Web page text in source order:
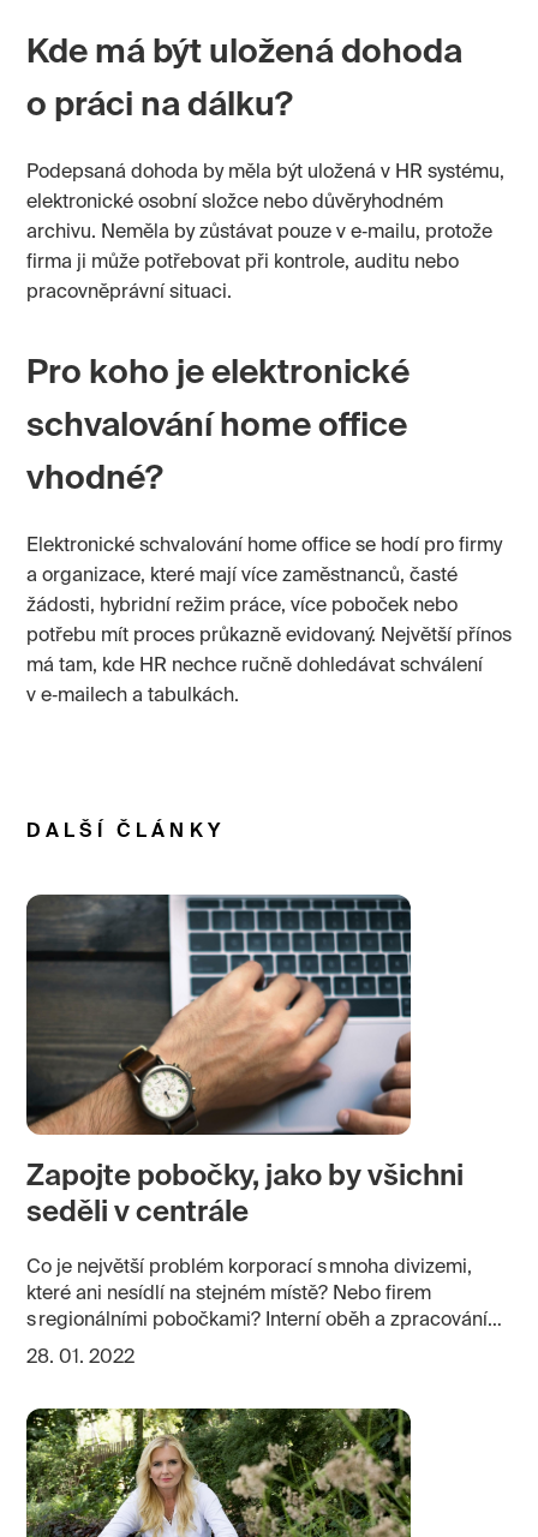
Kde má být uložená dohoda
o práci na dálku?
Podepsaná dohoda by měla být uložená v HR systému,
elektronické osobní složce nebo důvěryhodném
archivu. Neměla by zůstávat pouze v e‑mailu, protože
firma ji může potřebovat při kontrole, auditu nebo
pracovněprávní situaci.
Pro koho je elektronické
schvalování home office
vhodné?
Elektronické schvalování home office se hodí pro firmy
a organizace, které mají více zaměstnanců, časté
žádosti, hybridní režim práce, více poboček nebo
potřebu mít proces průkazně evidovaný. Největší přínos
má tam, kde HR nechce ručně dohledávat schválení
v e‑mailech a tabulkách.
DALŠÍ ČLÁNKY
Zapojte pobočky, jako by všichni
seděli v centrále
Co je největší problém korporací s mnoha divizemi,
které ani nesídlí na stejném místě? Nebo firem
s regionálními pobočkami? Interní oběh a zpracování
dokumentů.
28. 01. 2022